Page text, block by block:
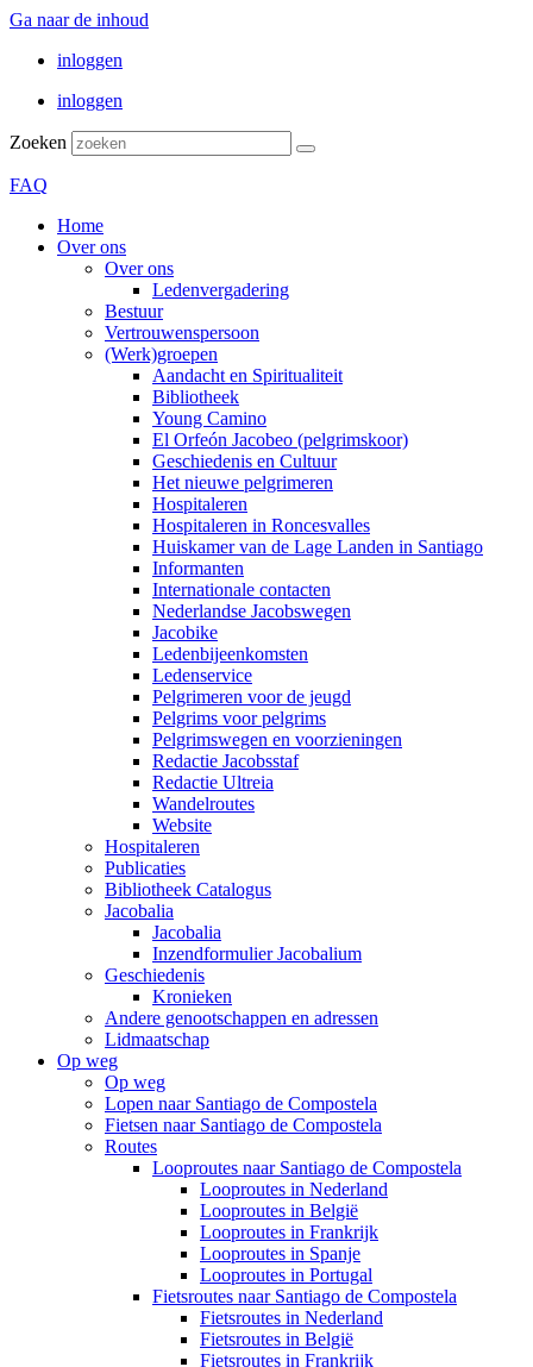
Ga naar de inhoud
inloggen
inloggen
Zoeken
FAQ
Home
Over ons
Over ons
Ledenvergadering
Bestuur
Vertrouwenspersoon
(Werk)groepen
Aandacht en Spiritualiteit
Bibliotheek
Young Camino
El Orfeón Jacobeo (pelgrimskoor)
Geschiedenis en Cultuur
Het nieuwe pelgrimeren
Hospitaleren
Hospitaleren in Roncesvalles
Huiskamer van de Lage Landen in Santiago
Informanten
Internationale contacten
Nederlandse Jacobswegen
Jacobike
Ledenbijeenkomsten
Ledenservice
Pelgrimeren voor de jeugd
Pelgrims voor pelgrims
Pelgrimswegen en voorzieningen
Redactie Jacobsstaf
Redactie Ultreia
Wandelroutes
Website
Hospitaleren
Publicaties
Bibliotheek Catalogus
Jacobalia
Jacobalia
Inzendformulier Jacobalium
Geschiedenis
Kronieken
Andere genootschappen en adressen
Lidmaatschap
Op weg
Op weg
Lopen naar Santiago de Compostela
Fietsen naar Santiago de Compostela
Routes
Looproutes naar Santiago de Compostela
Looproutes in Nederland
Looproutes in België
Looproutes in Frankrijk
Looproutes in Spanje
Looproutes in Portugal
Fietsroutes naar Santiago de Compostela
Fietsroutes in Nederland
Fietsroutes in België
Fietsroutes in Frankrijk